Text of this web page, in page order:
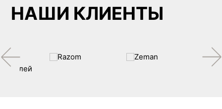
НАШИ КЛИЕНТЫ